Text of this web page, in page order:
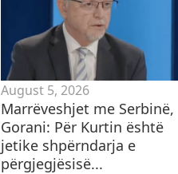
August 5, 2026
Marrëveshjet me Serbinë,
Gorani: Për Kurtin është
jetike shpërndarja e
përgjegjësisë...